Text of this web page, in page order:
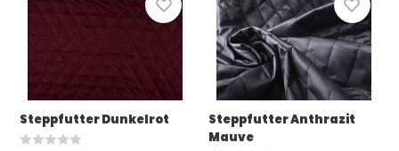
Steppfutter Dunkelrot
Steppfutter Anthrazit
Mauve